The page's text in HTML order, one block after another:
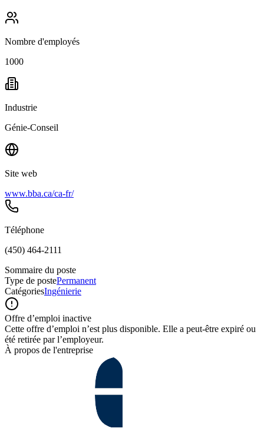
Nombre d'employés
1000
Industrie
Génie-Conseil
Site web
www.bba.ca/ca-fr/
Téléphone
(450) 464-2111
Sommaire du poste
Type de postePermanent
CatégoriesIngénierie
Offre d’emploi inactive
Cette offre d’emploi n’est plus disponible. Elle a peut-être expiré ou
été retirée par l’employeur.
À propos de l'entreprise